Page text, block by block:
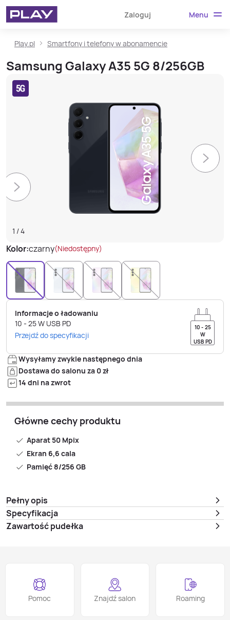
Zaloguj Menu
Play.pl Smartfony i telefony w abonamencie
Samsung Galaxy A35 5G 8/256GB
1 /4
Kolor:czarny(Niedostępny)
Informacje o ładowaniu
10 - 25W USB PD
Przejdź do specyfikacji
10 - 25
W
USB PD
Wysyłamy zwykle następnego dnia
Dostawa do salonu za 0 zł
14 dni na zwrot
Główne cechy produktu
Aparat 50 Mpix
Ekran 6,6 cala
Pamięć 8/256 GB
Pełny opis
Specyfikacja
Zawartość pudełka
Pomoc Znajdź salon Roaming